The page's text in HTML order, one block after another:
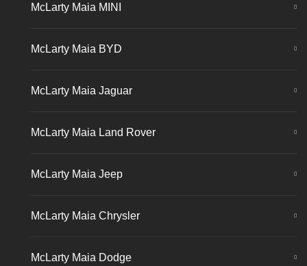
McLarty Maia MINI
McLarty Maia BYD
McLarty Maia Jaguar
McLarty Maia Land Rover
McLarty Maia Jeep
McLarty Maia Chrysler
McLarty Maia Dodge